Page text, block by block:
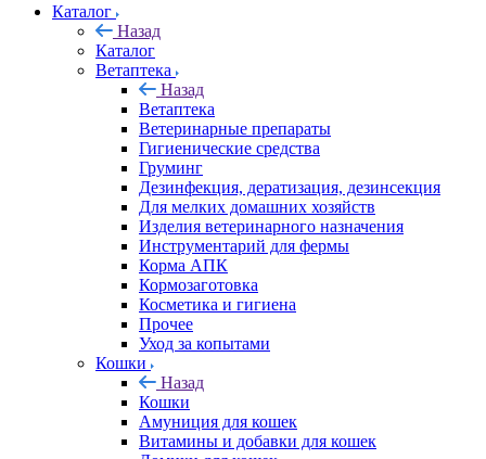
Каталог
Назад
Каталог
Ветаптека
Назад
Ветаптека
Ветеринарные препараты
Гигиенические средства
Груминг
Дезинфекция, дератизация, дезинсекция
Для мелких домашних хозяйств
Изделия ветеринарного назначения
Инструментарий для фермы
Корма АПК
Кормозаготовка
Косметика и гигиена
Прочее
Уход за копытами
Кошки
Назад
Кошки
Амуниция для кошек
Витамины и добавки для кошек